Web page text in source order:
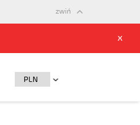
x
zwiń